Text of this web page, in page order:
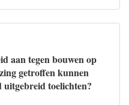
aan tegen bouwen op
getroffen kunnen
toelichten?